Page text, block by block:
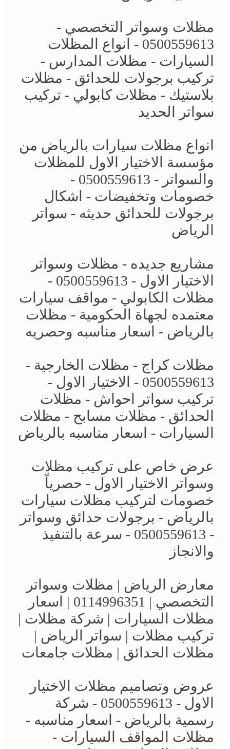
مظلات وسواتر التخصصي -
0500559613 - انواع المظلات
السيارات - مظلات المدارس -
تركيب برجولات للحدائق - مظلات
بلاستيك - مظلات كابولي - تركيب
سواتر الحديد
انواع مظلات سيارات بالرياض من
مؤسسة الاختيار الاول للمظلات
والسواتر - 0500559613 -
خصومات وتخفيضات - اشكال
برجولات للحدائق حديثه - سواتر
الرياض
مشاريع جديده - مظلات وسواتر
الاختيار الاول - 0500559613 -
مظلات الكابولي - مواقف سيارات
معتمده لجهاة الحكومية - مظلات
بالرياض - اسعار مناسبه وحصريه
مظلات كراج - مظلات الخارجية -
0500559613 - الاختيار الاول -
تركيب سواتر احواش - مظلات
الحدائق - مظلات مسابح - مظلات
السيارات - اسعار مناسبه بالرياض
عرض خاص على تركيب مظلات
وسواتر الاختيار الاول - حصرياً
خصومات لتركيب مظلات سيارات
بالرياض - برجولات حدائق وسواتر
- 0500559613 - سرعة بالتنفيذ
والانجاز
معارض الرياض | مظلات وسواتر
التخصصي | 0114996351 | اسعار
مظلات السيارات | شركة مظلات |
تركيب مظلات | سواتر الرياض |
مظلات الحدائق | مظلات جامعات
عروض وتصاميم مظلات الاختيار
الاول - 0500559613 - شركة
رسمية بالرياض - اسعار مناسبه -
مظلات المواقف السيارات -